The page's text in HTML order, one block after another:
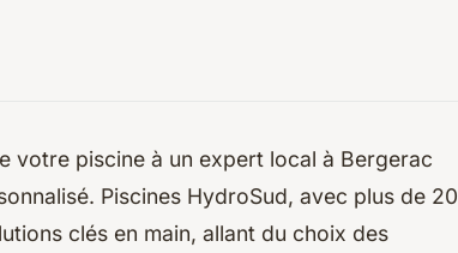
votre piscine à un expert local à Bergerac
Piscines HydroSud, avec plus de 20
clés en main, allant du choix des